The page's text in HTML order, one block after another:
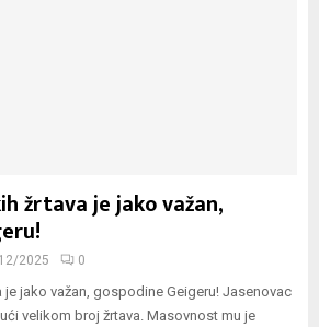
žrtava je jako važan,
2025 0
je jako važan, gospodine Geigeru! Jasenovac
velikom broj žrtava. Masovnost mu je